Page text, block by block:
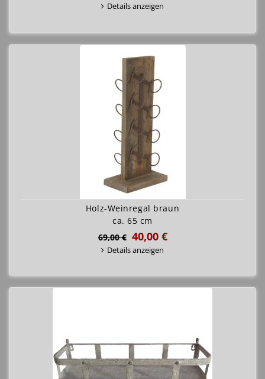
Details anzeigen
Holz-Weinregal braun
ca. 65 cm
69,00 € 40,00 €
Details anzeigen